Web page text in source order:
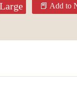
Large Add to